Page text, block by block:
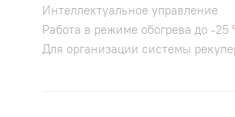
Интеллектуальное управление
Работа в режиме обогрева до -25
Для организации системы